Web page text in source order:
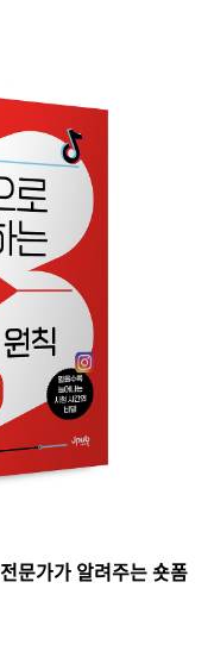
문가가 알려주는 숏폼